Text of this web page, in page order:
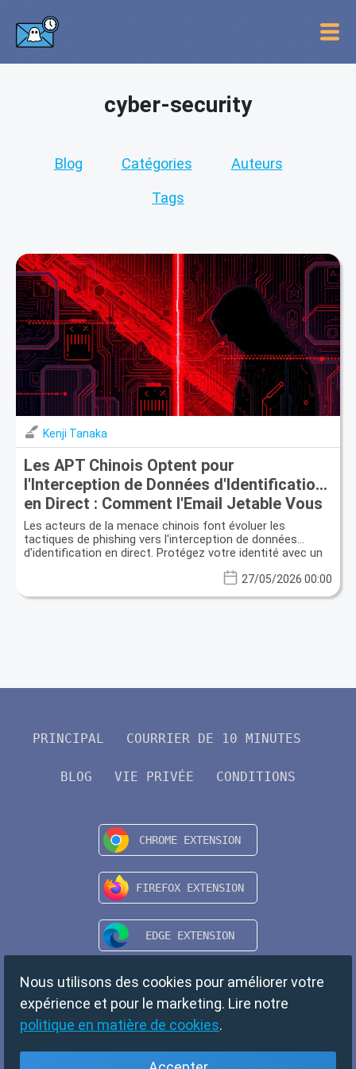
cyber-security
Blog Catégories Auteurs
Tags
Kenji Tanaka
Les APT Chinois Optent pour
l'Interception de Données d'Identification
en Direct : Comment l'Email Jetable Vous
Protège
Les acteurs de la menace chinois font évoluer les
tactiques de phishing vers l'interception de données
d'identification en direct. Protégez votre identité avec un
27/05/2026 00:00
PRINCIPAL COURRIER DE 10 MINUTES
BLOG VIE PRIVÉE CONDITIONS
Nous utilisons des cookies pour améliorer votre
expérience et pour le marketing. Lire notre
politique en matière de cookies.